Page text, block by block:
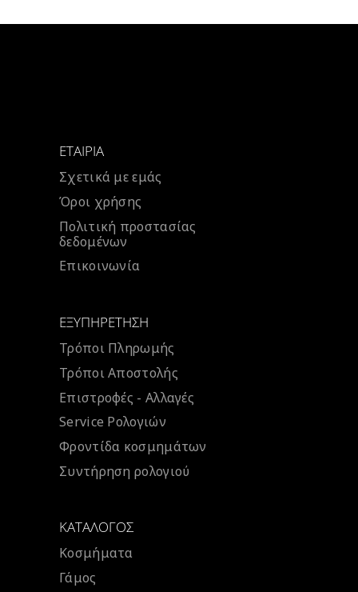
€785.00.είναι:
ΕΤΑΙΡΊΑ
Σχετικά με εμάς
Όροι χρήσης
Πολιτική προστασίας
δεδομένων
Επικοινωνία
ΕΞΥΠΗΡΈΤΗΣΗ
Τρόποι Πληρωμής
Τρόποι Αποστολής
Επιστροφές - Αλλαγές
Service Ρολογιών
Φροντίδα κοσμημάτων
Συντήρηση ρολογιού
ΚΑΤΆΛΟΓΟΣ
Κοσμήματα
Γάμος